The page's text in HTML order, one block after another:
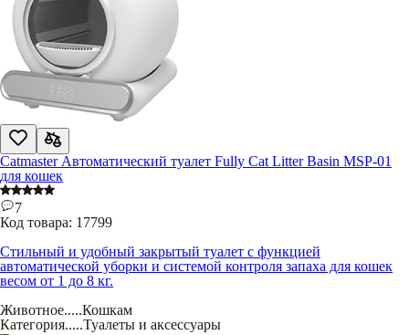
Catmaster Автоматический туалет Fully Cat Litter Basin MSP-01
для кошек
7
Код товара: 17799
Стильный и удобный закрытый туалет с функцией
автоматической уборки и системой контроля запаха для кошек
весом от 1 до 8 кг.
Животное.....Кошкам
Категория.....Туалеты и аксессуары